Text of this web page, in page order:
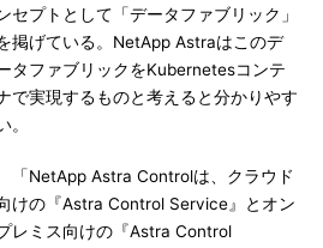
セプトとして「データファブリック」
掲げている。NetApp Astraはこのデ
タファブリックをKubernetesコンテ
で実現するものと考えると分かりやす
。
「NetApp Astra Controlは、クラウド
けの『Astra Control Service』とオン
レミス向けの『Astra Control